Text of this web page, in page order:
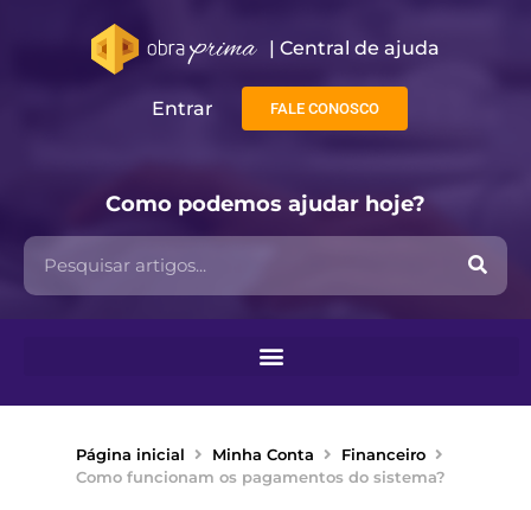
| Central de ajuda​
Entrar FALE CONOSCO
Como podemos ajudar hoje?
Página inicial Minha Conta
Financeiro
Como funcionam os pagamentos do sistema?